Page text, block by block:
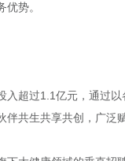
势。
入超过1.1亿元，通过
伴共生共享共创，广泛